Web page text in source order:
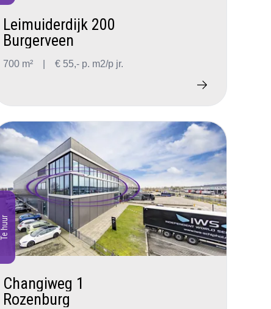
Leimuiderdijk 200
Burgerveen
700 m² € 55,- p. m2/p jr.
Te huur
Changiweg 1
Rozenburg